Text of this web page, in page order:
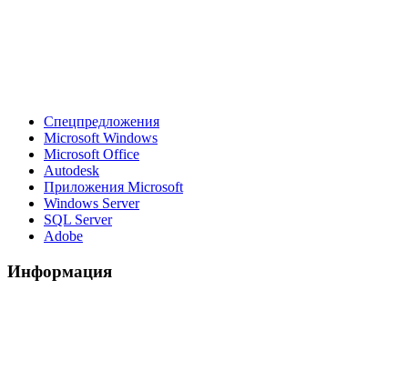
Спецпредложения
Microsoft Windows
Microsoft Office
Autodesk
Приложения Microsoft
Windows Server
SQL Server
Adobe
Информация